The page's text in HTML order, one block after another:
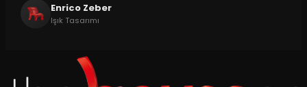
Enrico Zeber
Işık Tasarımı